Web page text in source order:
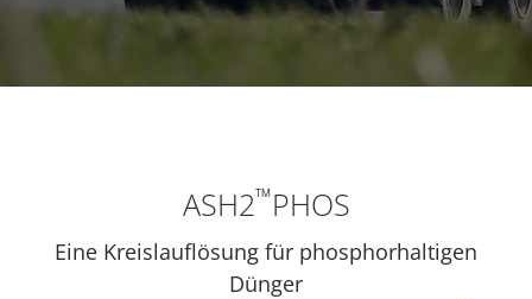
ASH2™PHOS
Eine Kreislauflösung für phosphorhaltigen
Dünger